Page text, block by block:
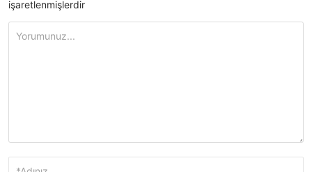
işaretlenmişlerdir